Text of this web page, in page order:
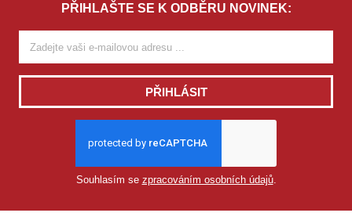
PŘIHLAŠTE SE K ODBĚRU NOVINEK:
PŘIHLÁSIT
Souhlasím se zpracováním osobních údajů.